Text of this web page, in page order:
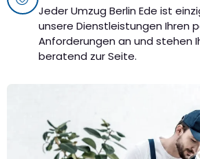
Jeder Umzug Berlin Ede ist
unsere Dienstleistungen Ihren
Anforderungen an und stehen
beratend zur Seite.